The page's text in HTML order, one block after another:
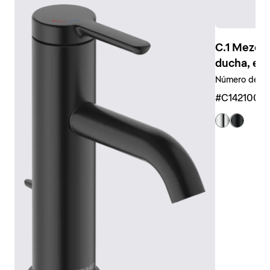
ducha de mano y la ducha fija, garantizan un uso
intuitivo.
Las duchas de mano y loscabezales
universales
también se encuentran disponibles en diferentes
rectangulares, o incluso como teleduchas tubulares.
También existe una amplia gama de accesorios a
juego, como brazos de ducha, flexos y soportes.
Mostrar grifería de ducha
C.1
ducha,
Número de